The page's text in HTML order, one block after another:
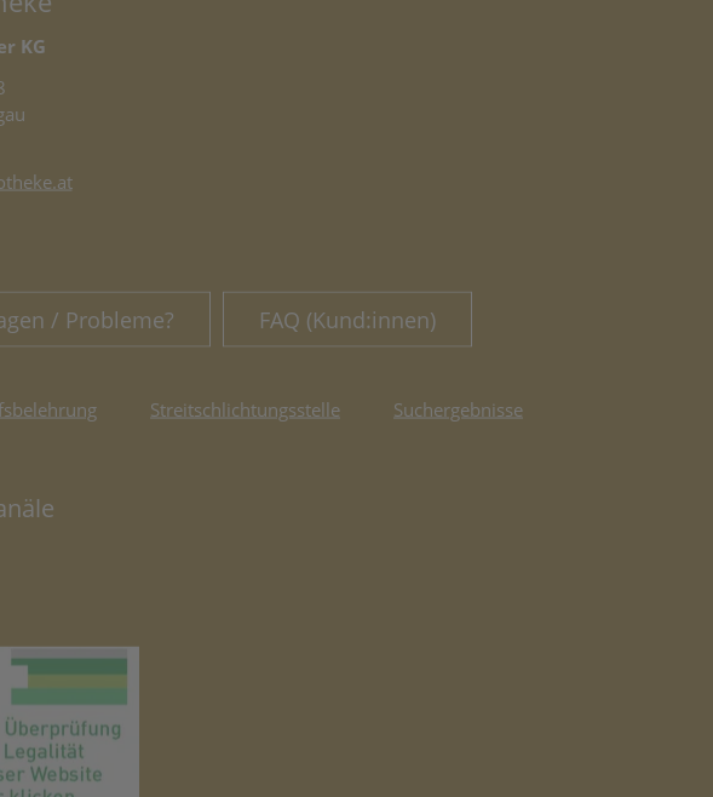
KG
/ Probleme? FAQ (Kund:innen)
Streitschlichtungsstelle Suchergebnisse
Tab)